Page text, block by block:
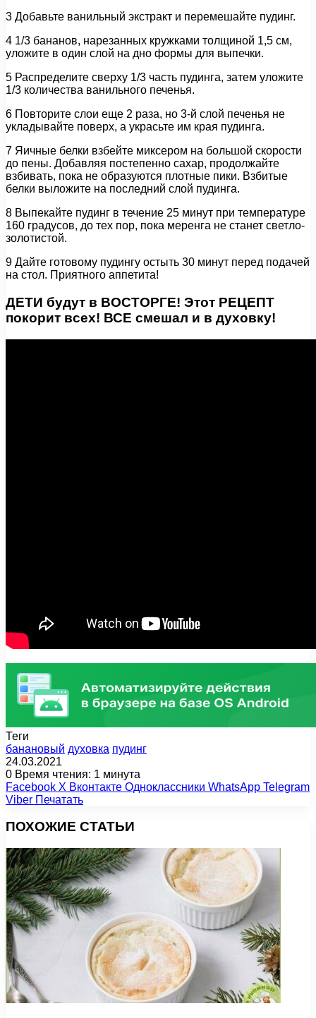
3 Добавьте ванильный экстракт и перемешайте пудинг.
4 1/3 бананов, нарезанных кружками толщиной 1,5 см,
уложите в один слой на дно формы для выпечки.
5 Распределите сверху 1/3 часть пудинга, затем уложите
1/3 количества ванильного печенья.
6 Повторите слои еще 2 раза, но 3-й слой печенья не
укладывайте поверх, а украсьте им края пудинга.
7 Яичные белки взбейте миксером на большой скорости
до пены. Добавляя постепенно сахар, продолжайте
взбивать, пока не образуются плотные пики. Взбитые
белки выложите на последний слой пудинга.
8 Выпекайте пудинг в течение 25 минут при температуре
160 градусов, до тех пор, пока меренга не станет светло-
золотистой.
9 Дайте готовому пудингу остыть 30 минут перед подачей
на стол. Приятного аппетита!
ДЕТИ будут в ВОСТОРГЕ! Этот РЕЦЕПТ
покорит всех! ВСЕ смешал и в духовку!
Теги
банановый духовка пудинг
24.03.2021
0 Время чтения: 1 минута
Facebook X Вконтакте Одноклассники WhatsApp Telegram
Viber Печатать
ПОХОЖИЕ СТАТЬИ